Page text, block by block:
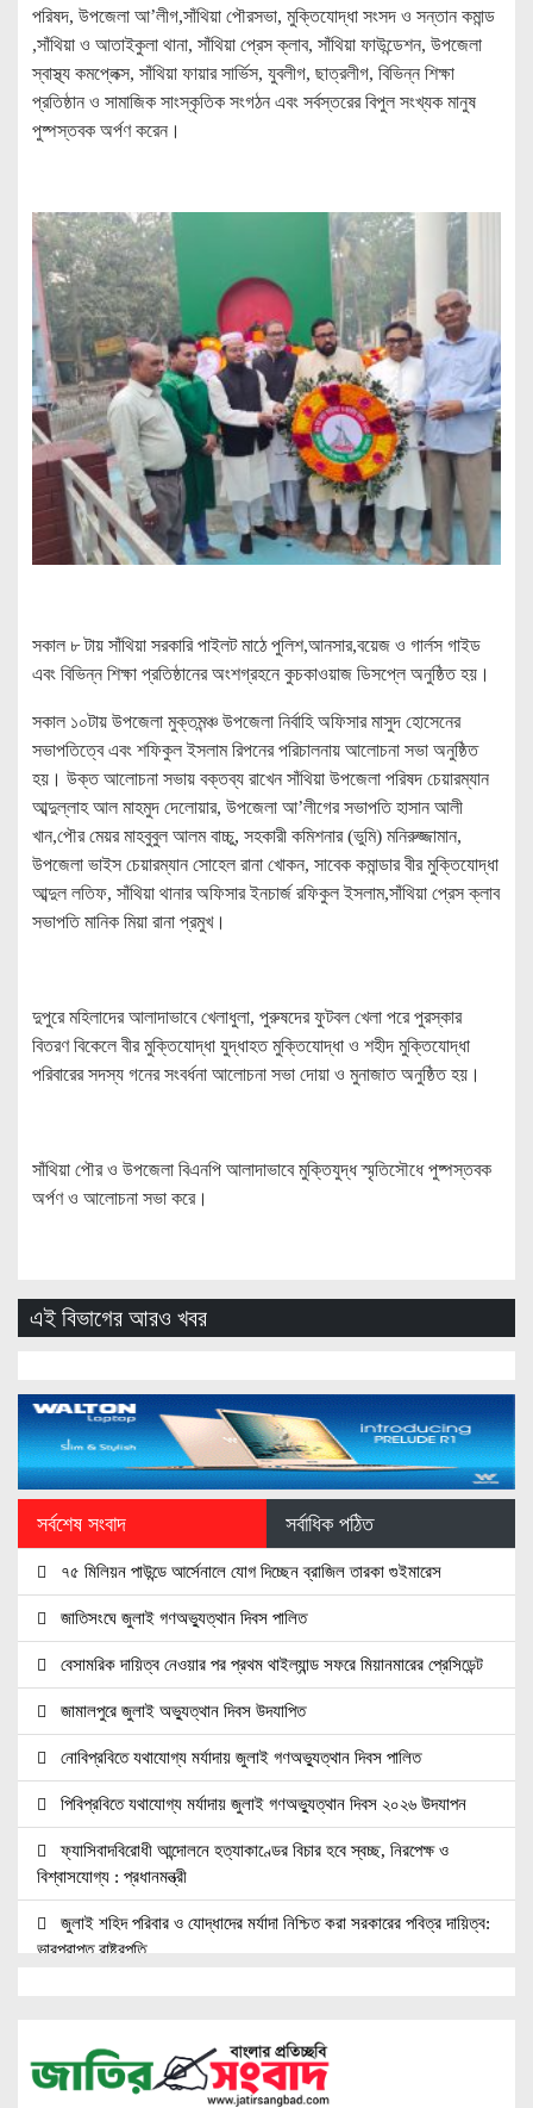
পরিষদ, উপজেলা আ’লীগ,সাঁথিয়া পৌরসভা, মুক্তিযোদ্ধা সংসদ ও সন্তান কমান্ড
,সাঁথিয়া ও আতাইকুলা থানা, সাঁথিয়া প্রেস ক্লাব, সাঁথিয়া ফাউন্ডেশন, উপজেলা
স্বাস্থ্য কমপ্লেক্স, সাঁথিয়া ফায়ার সার্ভিস, যুবলীগ, ছাত্রলীগ, বিভিন্ন শিক্ষা
প্রতিষ্ঠান ও সামাজিক সাংস্কৃতিক সংগঠন এবং সর্বস্তরের বিপুল সংখ্যক মানুষ
পুষ্পস্তবক অর্পণ করেন।
সকাল ৮ টায় সাঁথিয়া সরকারি পাইলট মাঠে পুলিশ,আনসার,বয়েজ ও গার্লস গাইড
এবং বিভিন্ন শিক্ষা প্রতিষ্ঠানের অংশগ্রহনে কুচকাওয়াজ ডিসপ্লে অনুষ্ঠিত হয়।
সকাল ১০টায় উপজেলা মুক্তমন্ঞ্চ উপজেলা নির্বাহি অফিসার মাসুদ হোসেনের
সভাপতিত্বে এবং শফিকুল ইসলাম রিপনের পরিচালনায় আলোচনা সভা অনুষ্ঠিত
হয়। উক্ত আলোচনা সভায় বক্তব্য রাখেন সাঁথিয়া উপজেলা পরিষদ চেয়ারম্যান
আব্দুল্লাহ আল মাহমুদ দেলোয়ার, উপজেলা আ’লীগের সভাপতি হাসান আলী
খান,পৌর মেয়র মাহবুবুল আলম বাচ্চু, সহকারী কমিশনার (ভুমি) মনিরুজ্জামান,
উপজেলা ভাইস চেয়ারম্যান সোহেল রানা খোকন, সাবেক কমান্ডার বীর মুক্তিযোদ্ধা
আব্দুল লতিফ, সাঁথিয়া থানার অফিসার ইনচার্জ রফিকুল ইসলাম,সাঁথিয়া প্রেস ক্লাব
সভাপতি মানিক মিয়া রানা প্রমুখ।
দুপুরে মহিলাদের আলাদাভাবে খেলাধুলা, পুরুষদের ফুটবল খেলা পরে পুরস্কার
বিতরণ বিকেলে বীর মুক্তিযোদ্ধা যুদ্ধাহত মুক্তিযোদ্ধা ও শহীদ মুক্তিযোদ্ধা
পরিবারের সদস্য গনের সংবর্ধনা আলোচনা সভা দোয়া ও মুনাজাত অনুষ্ঠিত হয়।
সাঁথিয়া পৌর ও উপজেলা বিএনপি আলাদাভাবে মুক্তিযুদ্ধ স্মৃতিসৌধে পুষ্পস্তবক
অর্পণ ও আলোচনা সভা করে।
এই বিভাগের আরও খবর
সর্বশেষ সংবাদ সর্বাধিক পঠিত
৭৫ মিলিয়ন পাউন্ডে আর্সেনালে যোগ দিচ্ছেন ব্রাজিল তারকা গুইমারেস
জাতিসংঘে জুলাই গণঅভ্যুত্থান দিবস পালিত
বেসামরিক দায়িত্ব নেওয়ার পর প্রথম থাইল্যান্ড সফরে মিয়ানমারের প্রেসিডেন্ট
জামালপুরে জুলাই অভ্যুত্থান দিবস উদযাপিত
নোবিপ্রবিতে যথাযোগ্য মর্যাদায় জুলাই গণঅভ্যুত্থান দিবস পালিত
পিবিপ্রবিতে যথাযোগ্য মর্যাদায় জুলাই গণঅভ্যুত্থান দিবস ২০২৬ উদযাপন
ফ্যাসিবাদবিরোধী আন্দোলনে হত্যাকাণ্ডের বিচার হবে স্বচ্ছ, নিরপেক্ষ ও
বিশ্বাসযোগ্য : প্রধানমন্ত্রী
জুলাই শহিদ পরিবার ও যোদ্ধাদের মর্যাদা নিশ্চিত করা সরকারের পবিত্র দায়িত্ব:
ভারপ্রাপ্ত রাষ্ট্রপতি
উচ্চশিক্ষার দ্বার খুলতে ‘ওভারসীজ এডুকেয়ার’ ও ‘এডু উইংস হাব’-এর নতুন
যাত্রা